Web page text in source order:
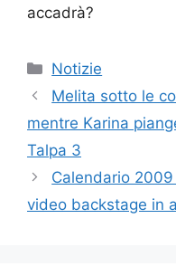
accadrà?
Categorie
Notizie
Melita sotto le
mentre Karina
Talpa 3
Calendario
video backstage in